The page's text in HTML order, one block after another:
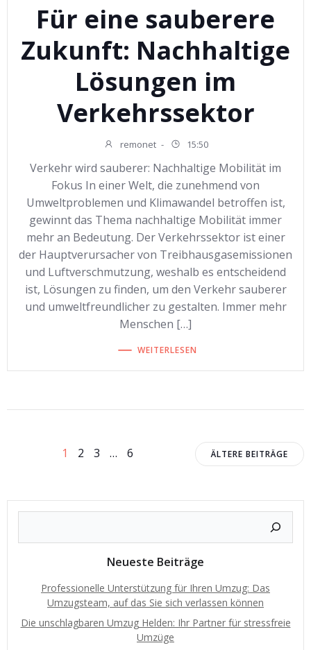
Für eine sauberere
Zukunft: Nachhaltige
Lösungen im
Verkehrssektor
remonet - 15:50
Verkehr wird sauberer: Nachhaltige Mobilität im
Fokus In einer Welt, die zunehmend von
Umweltproblemen und Klimawandel betroffen ist,
gewinnt das Thema nachhaltige Mobilität immer
mehr an Bedeutung. Der Verkehrssektor ist einer
der Hauptverursacher von Treibhausgasemissionen
und Luftverschmutzung, weshalb es entscheidend
ist, Lösungen zu finden, um den Verkehr sauberer
und umweltfreundlicher zu gestalten. Immer mehr
Menschen […]
WEITERLESEN
Beitragsnavigation
Beitragsnavigation
Seite
1 Seite
2 Seite
3 … Seite
6 ÄLTERE BEITRÄGE
Neueste Beiträge
Professionelle Unterstützung für Ihren Umzug: Das
Umzugsteam, auf das Sie sich verlassen können
Die unschlagbaren Umzug Helden: Ihr Partner für stressfreie
Umzüge